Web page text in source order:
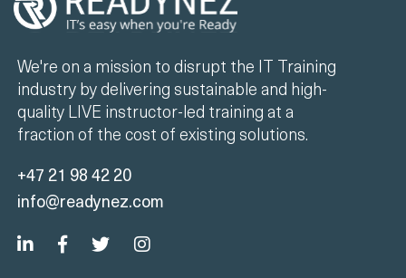
We're on a mission to disrupt the IT Training
industry by delivering sustainable and high-
quality LIVE instructor-led training at a
fraction of the cost of existing solutions.
+47 21 98 42 20
info@readynez.com